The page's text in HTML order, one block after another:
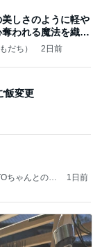
しさのように軽や
われる魔法を織り
だち） 2日前
飯変更
ちゃんとのは
1日前